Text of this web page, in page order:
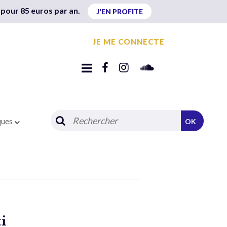
85 euros par an. J'EN PROFITE
JE ME CONNECTE
OK